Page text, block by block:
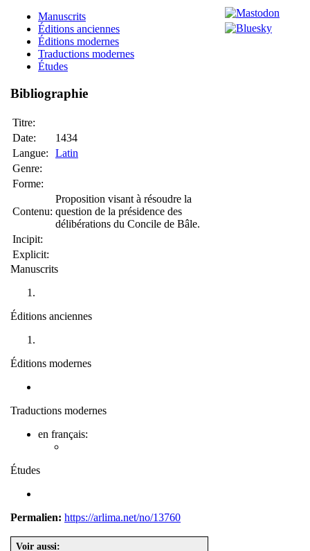
Manuscrits
Éditions anciennes
Éditions modernes
Traductions modernes
Études
Bibliographie
Titre:
Date:
1434
Langue:
Latin
Genre:
Forme:
Contenu:
Proposition visant à résoudre la
question de la présidence des
délibérations du Concile de Bâle.
Incipit:
Explicit:
Manuscrits
Éditions anciennes
Éditions modernes
Traductions modernes
en français:
Études
Permalien: https://arlima.net/no/13760
Voir aussi: